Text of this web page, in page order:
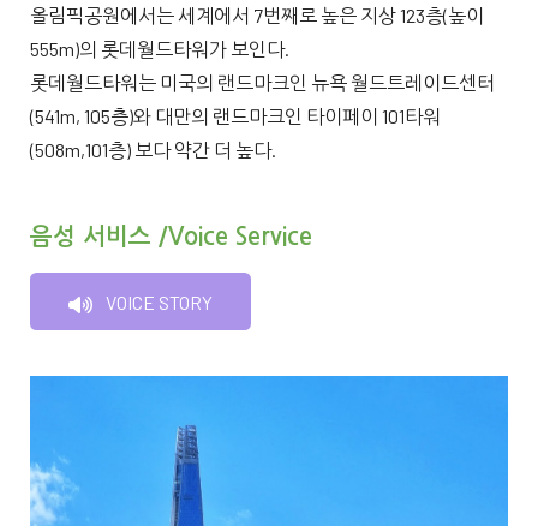
올림픽공원에서는 세계에서 7번째로 높은 지상 123층(높이
555m)의 롯데월드타워가 보인다.
롯데월드타워는 미국의 랜드마크인 뉴욕 월드트레이드센터
(541m, 105층)와 대만의 랜드마크인 타이페이 101타워
(508m,101층) 보다 약간 더 높다.
음성 서비스 /Voice Service
VOICE STORY